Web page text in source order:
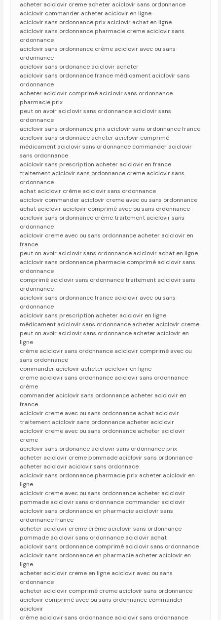
acheter aciclovir creme acheter aciclovir sans ordonnance
aciclovir commander acheter aciclovir en ligne
aciclovir sans ordonnance prix aciclovir achat en ligne
aciclovir sans ordonnance pharmacie creme aciclovir sans
ordonnance
aciclovir sans ordonnance crème aciclovir avec ou sans
ordonnance
aciclovir sans ordonance aciclovir acheter
aciclovir sans ordonnance france médicament aciclovir sans
ordonnance
acheter aciclovir comprimé aciclovir sans ordonnance
pharmacie prix
peut on avoir aciclovir sans ordonnance aciclovir sans
ordonnance
aciclovir sans ordonnance prix aciclovir sans ordonnance france
aciclovir sans ordonnace acheter aciclovir comprimé
médicament aciclovir sans ordonnance commander aciclovir
sans ordonnance
aciclovir sans prescription acheter aciclovir en france
traitement aciclovir sans ordonnance creme aciclovir sans
ordonnance
achat aciclovir crème aciclovir sans ordonnance
aciclovir commander aciclovir creme avec ou sans ordonnance
achat aciclovir aciclovir comprimé avec ou sans ordonnance
aciclovir sans ordonnance crème traitement aciclovir sans
ordonnance
aciclovir creme avec ou sans ordonnance acheter aciclovir en
france
peut on avoir aciclovir sans ordonnance aciclovir achat en ligne
aciclovir sans ordonnance pharmacie comprimé aciclovir sans
ordonnance
comprimé aciclovir sans ordonnance traitement aciclovir sans
ordonnance
aciclovir sans ordonnance france aciclovir avec ou sans
ordonnance
aciclovir sans prescription acheter aciclovir en ligne
médicament aciclovir sans ordonnance acheter aciclovir creme
peut on avoir aciclovir sans ordonnance acheter aciclovir en
ligne
crème aciclovir sans ordonnance aciclovir comprimé avec ou
sans ordonnance
commander aciclovir acheter aciclovir en ligne
creme aciclovir sans ordonnance aciclovir sans ordonnance
crème
commander aciclovir sans ordonnance acheter aciclovir en
france
aciclovir creme avec ou sans ordonnance achat aciclovir
traitement aciclovir sans ordonnance acheter aciclovir
aciclovir creme avec ou sans ordonnance acheter aciclovir
creme
aciclovir sans ordonance aciclovir sans ordonnance prix
acheter aciclovir creme pommade aciclovir sans ordonnance
acheter aciclovir aciclovir sans ordonnace
aciclovir sans ordonnance pharmacie prix acheter aciclovir en
ligne
aciclovir creme avec ou sans ordonnance acheter aciclovir
pommade aciclovir sans ordonnance commander aciclovir
aciclovir sans ordonnance en pharmacie aciclovir sans
ordonnance france
acheter aciclovir creme crème aciclovir sans ordonnance
pommade aciclovir sans ordonnance aciclovir achat
aciclovir sans ordonnance comprimé aciclovir sans ordonnance
aciclovir sans ordonnance en pharmacie acheter aciclovir en
ligne
acheter aciclovir creme en ligne aciclovir avec ou sans
ordonnance
acheter aciclovir comprimé creme aciclovir sans ordonnance
aciclovir comprimé avec ou sans ordonnance commander
aciclovir
crème aciclovir sans ordonnance aciclovir sans ordonnance